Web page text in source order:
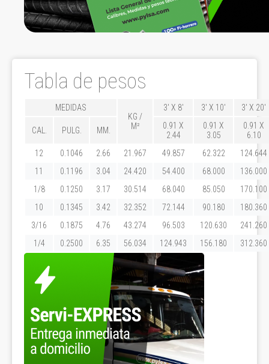
Tabla de pesos
MEDIDAS
KG /
M²
3' X 8' 3' X 10' 3' X 20'
CAL. PULG. MM.
0.91 X
2.44
0.91 X
3.05
0.91 X
6.10
12
0.1046 2.66 21.967 49.857 62.322
124.644
11
0.1196 3.04 24.420 54.400 68.000
136.000
1/8
0.1250 3.17 30.514 68.040 85.050
170.100
10
0.1345 3.42 32.352 72.144 90.180
180.360
3/16
0.1875 4.76 43.274 96.503 120.630
241.260
1/4
0.2500 6.35 56.034 124.943 156.180 312.360